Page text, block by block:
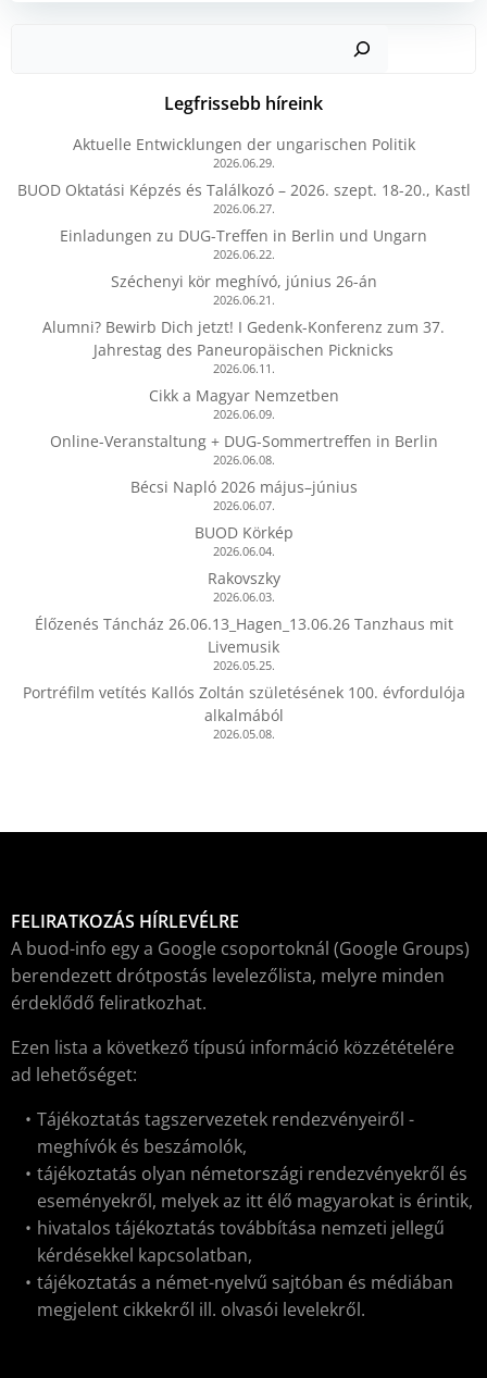
Legfrissebb híreink
Aktuelle Entwicklungen der ungarischen Politik
2026.06.29.
BUOD Oktatási Képzés és Találkozó – 2026. szept. 18-20., Kastl
2026.06.27.
Einladungen zu DUG-Treffen in Berlin und Ungarn
2026.06.22.
Széchenyi kör meghívó, június 26-án
2026.06.21.
Alumni? Bewirb Dich jetzt! I Gedenk-Konferenz zum 37.
Jahrestag des Paneuropäischen Picknicks
2026.06.11.
Cikk a Magyar Nemzetben
2026.06.09.
Online-Veranstaltung + DUG-Sommertreffen in Berlin
2026.06.08.
Bécsi Napló 2026 május–június
2026.06.07.
BUOD Körkép
2026.06.04.
Rakovszky
2026.06.03.
Élőzenés Táncház 26.06.13_Hagen_13.06.26 Tanzhaus mit
Livemusik
2026.05.25.
Portréfilm vetítés Kallós Zoltán születésének 100. évfordulója
alkalmából
2026.05.08.
FELIRATKOZÁS HÍRLEVÉLRE
A buod-info egy a Google csoportoknál (Google Groups)
berendezett drótpostás levelezőlista, melyre minden
érdeklődő feliratkozhat.
Ezen lista a következő típusú információ közzétételére
ad lehetőséget:
Tájékoztatás tagszervezetek rendezvényeiről -
meghívók és beszámolók,
tájékoztatás olyan németországi rendezvényekről és
eseményekről, melyek az itt élő magyarokat is érintik,
hivatalos tájékoztatás továbbítása nemzeti jellegű
kérdésekkel kapcsolatban,
tájékoztatás a német-nyelvű sajtóban és médiában
megjelent cikkekről ill. olvasói levelekről.